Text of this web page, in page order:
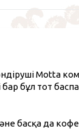
Motta
бар бұл тот
басқа да